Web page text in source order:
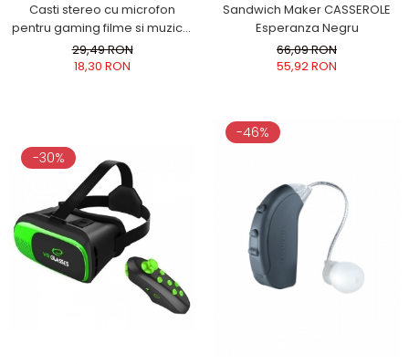
Casti stereo cu microfon
pentru gaming filme si muzica,
conexiune cu fir mufe jack 2 x
3.5 mm usoare si comode
29,49 RON
18,30 RON
Sandwich Maker CASSEROLE
Esperanza Negru
66,09 RON
55,92 RON
-30%
-46%